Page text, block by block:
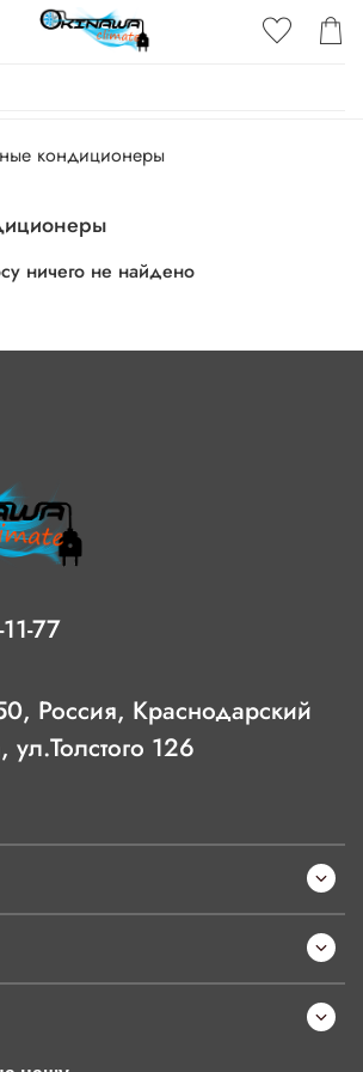
кондиционеры
ничего не найдено
77
Россия, Краснодарский
ул.Толстого 126